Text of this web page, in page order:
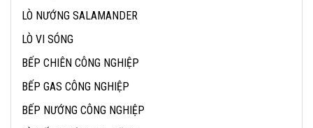
LÒ NƯỚNG SALAMANDER
LÒ VI SÓNG
BẾP CHIÊN CÔNG NGHIỆP
BẾP GAS CÔNG NGHIỆP
BẾP NƯỚNG CÔNG NGHIỆP